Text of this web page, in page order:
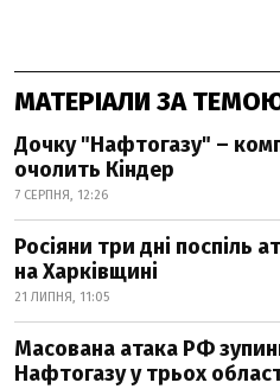
МАТЕРІАЛИ ЗА
Дочку "Нафтогазу" –
очолить Кіндер
7 СЕРПНЯ, 12:26
Росіяни три дні поспіль
на Харківщині
21 ЛИПНЯ, 11:05
Масована атака РФ
Нафтогазу у трьох